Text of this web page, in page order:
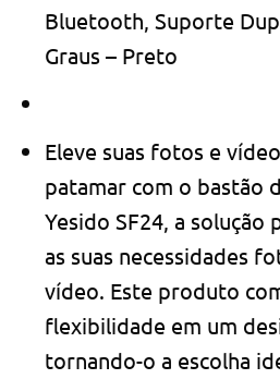
Bluetooth, Suporte
Graus – Preto
Eleve suas fotos e
patamar com o bastão
Yesido SF24, a
as suas necessidades
vídeo. Este produto
flexibilidade em um
tornando-o a escolha